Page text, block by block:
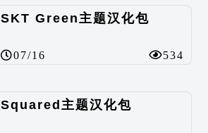
SKT Green主题汉化包
07/16 534
Squared主题汉化包